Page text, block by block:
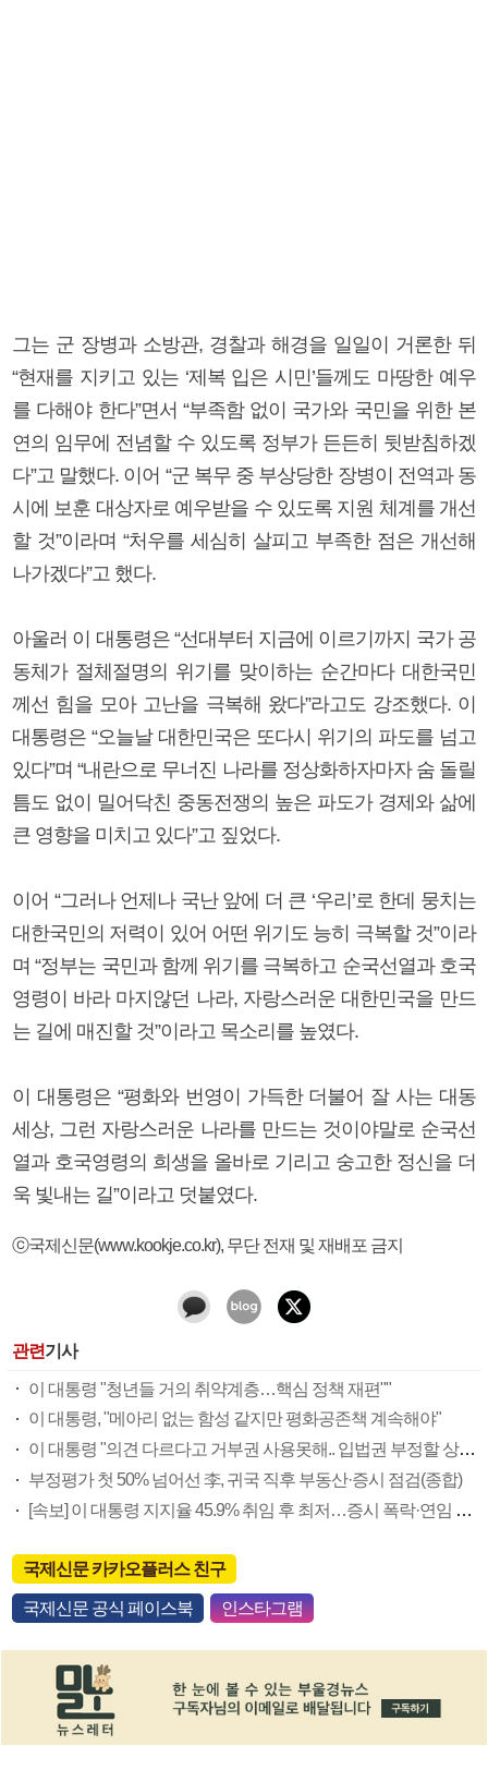
그는 군 장병과 소방관, 경찰과 해경을 일일이 거론한 뒤
“현재를 지키고 있는 ‘제복 입은 시민’들께도 마땅한 예우
를 다해야 한다”면서 “부족함 없이 국가와 국민을 위한 본
연의 임무에 전념할 수 있도록 정부가 든든히 뒷받침하겠
다”고 말했다. 이어 “군 복무 중 부상당한 장병이 전역과 동
시에 보훈 대상자로 예우받을 수 있도록 지원 체계를 개선
할 것”이라며 “처우를 세심히 살피고 부족한 점은 개선해
나가겠다”고 했다.
아울러 이 대통령은 “선대부터 지금에 이르기까지 국가 공
동체가 절체절명의 위기를 맞이하는 순간마다 대한국민
께선 힘을 모아 고난을 극복해 왔다”라고도 강조했다. 이
대통령은 “오늘날 대한민국은 또다시 위기의 파도를 넘고
있다”며 “내란으로 무너진 나라를 정상화하자마자 숨 돌릴
틈도 없이 밀어닥친 중동전쟁의 높은 파도가 경제와 삶에
큰 영향을 미치고 있다”고 짚었다.
이어 “그러나 언제나 국난 앞에 더 큰 ‘우리’로 한데 뭉치는
대한국민의 저력이 있어 어떤 위기도 능히 극복할 것”이라
며 “정부는 국민과 함께 위기를 극복하고 순국선열과 호국
영령이 바라 마지않던 나라, 자랑스러운 대한민국을 만드
는 길에 매진할 것”이라고 목소리를 높였다.
이 대통령은 “평화와 번영이 가득한 더불어 잘 사는 대동
세상, 그런 자랑스러운 나라를 만드는 것이야말로 순국선
열과 호국영령의 희생을 올바로 기리고 숭고한 정신을 더
욱 빛내는 길”이라고 덧붙였다.
ⓒ국제신문(www.kookje.co.kr), 무단 전재 및 재배포 금지
관련기사
이 대통령 "청년들 거의 취약계층…핵심 정책 재편""
이 대통령, "메아리 없는 함성 같지만 평화공존책 계속해야"
이 대통령 "의견 다르다고 거부권 사용못해.. 입법권 부정할 상황이라 보기 어려워"
부정평가 첫 50% 넘어선 李, 귀국 직후 부동산·증시 점검(종합)
[속보] 이 대통령 지지율 45.9% 취임 후 최저…증시 폭락·연임 개헌 논란 영향
국제신문 카카오플러스 친구
국제신문 공식 페이스북 인스타그램